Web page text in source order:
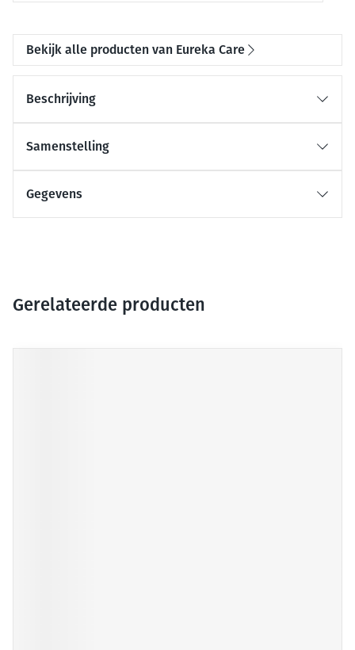
Bekijk alle producten van Eureka Care
Beschrijving
Samenstelling
Gegevens
Gerelateerde producten